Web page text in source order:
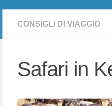
CONSIGLI DI VIAGGIO
Safari in